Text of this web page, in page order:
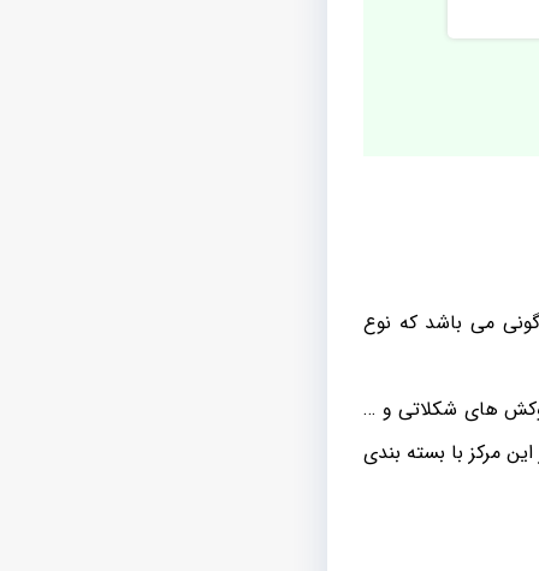
می باشد که نوع
های شکلاتی و …
مرکز با بسته بندی